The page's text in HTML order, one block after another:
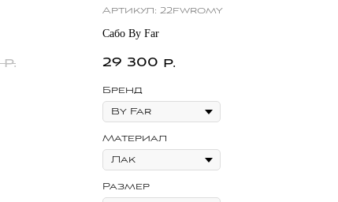
р.
Артикул: 22fwromy
Сабо By Far
29 300 р.
Бренд
Материал
Размер